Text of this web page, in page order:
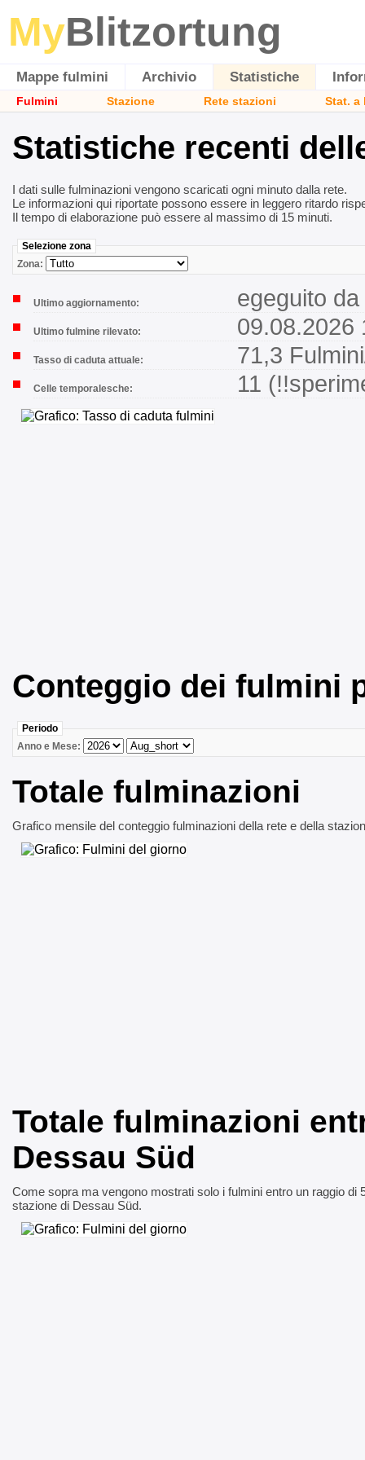
MyBlitzortung
Mappe fulmini Archivio Statistiche
Fulmini Stazione Rete stazioni Stat. a
Statistiche recenti
I dati sulle fulminazioni vengono scaricati ogni minuto dalla rete.
Le informazioni qui riportate possono essere in leggero ritardo
Il tempo di elaborazione può essere al massimo di 15 minuti.
Selezione zona
Zona:
Ultimo aggiornamento: egeguito
Ultimo fulmine rilevato: 09.08.2026
Tasso di caduta attuale: 71,3
Celle temporalesche: 11
Conteggio dei fulmini
Periodo
Anno e Mese:
Totale fulminazioni
Grafico mensile del conteggio fulminazioni della rete e della
Totale fulminazioni
Dessau Süd
Come sopra ma vengono mostrati solo i fulmini entro un raggio di
stazione di Dessau Süd.